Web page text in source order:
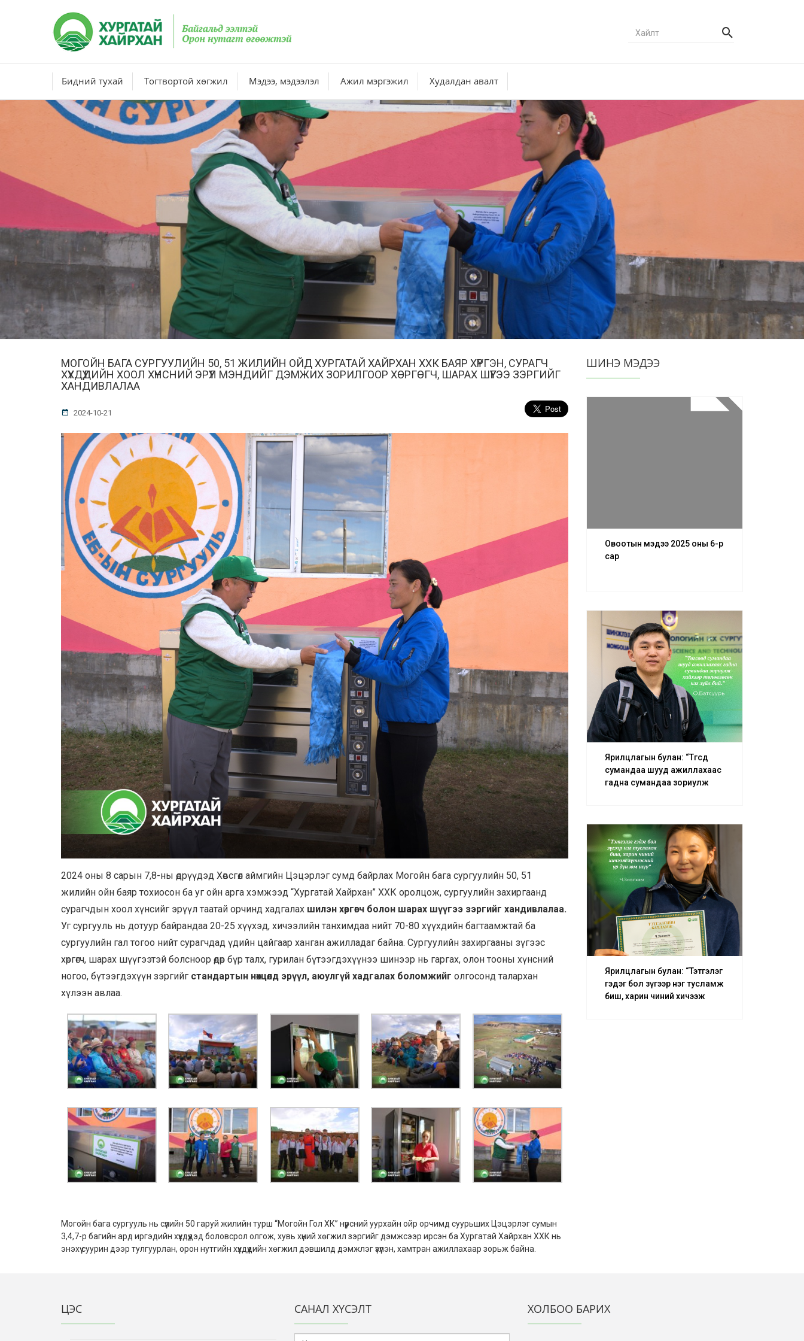
Бидний тухай Тогтвортой хөгжил Мэдээ, мэдээлэл Ажил мэргэжил Худалдан авалт
МОГОЙН БАГА СУРГУУЛИЙН 50, 51 ЖИЛИЙН ОЙД ХУРГАТАЙ ХАЙРХАН ХХК БАЯР ХҮРГЭН, СУРАГЧ
ХҮҮХДҮҮДИЙН ХООЛ ХҮНСНИЙ ЭРҮҮЛ МЭНДИЙГ ДЭМЖИХ ЗОРИЛГООР ХӨРГӨГЧ, ШАРАХ ШҮҮГЭЭ ЗЭРГИЙГ
ХАНДИВЛАЛАА
2024-10-21
2024 оны 8 сарын 7,8-ны өдрүүдэд Хөвсгөл аймгийн Цэцэрлэг сумд байрлах Могойн бага сургуулийн 50, 51
жилийн ойн баяр тохиосон ба уг ойн арга хэмжээд “Хургатай Хайрхан” ХХК оролцож, сургуулийн захиргаанд
сурагчдын хоол хүнсийг эрүүл таатай орчинд хадгалах шилэн хөргөгч болон шарах шүүгээ зэргийг хандивлалаа.
Уг сургууль нь дотуур байрандаа 20-25 хүүхэд, хичээлийн танхимдаа нийт 70-80 хүүхдийн багтаамжтай ба
сургуулийн гал тогоо нийт сурагчдад үдийн цайгаар ханган ажилладаг байна. Сургуулийн захиргааны зүгээс
хөргөгч, шарах шүүгээтэй болсноор өдөр бүр талх, гурилан бүтээгдэхүүнээ шинээр нь гаргах, олон тооны хүнсний
ногоо, бүтээгдэхүүн зэргийг стандартын нөхцөлд эрүүл, аюулгүй хадгалах боломжийг олгосонд талархан
хүлээн авлаа.
Могойн бага сургууль нь сүүлийн 50 гаруй жилийн турш “Могойн Гол ХК” нүүрсний уурхайн ойр орчимд суурьших Цэцэрлэг сумын
3,4,7-р багийн ард иргэдийн хүүхдүүдэд боловсрол олгож, хувь хүний хөгжил зэргийг дэмжсээр ирсэн ба Хургатай Хайрхан ХХК нь
энэхүү суурин дээр тулгуурлан, орон нутгийн хүүхдүүдийн хөгжил дэвшилд дэмжлэг үзүүлэн, хамтран ажиллахаар зорьж байна.
ШИНЭ МЭДЭЭ
Овоотын мэдээ 2025 оны 6-р
сар
Ярилцлагын булан: “Төгсөөд
сумандаа шууд ажиллахаас
гадна сумандаа зориулж
Ярилцлагын булан: “Тэтгэлэг
гэдэг бол зүгээр нэг тусламж
биш, харин чиний хичээж
ЦЭС САНАЛ ХҮСЭЛТ ХОЛБОО БАРИХ